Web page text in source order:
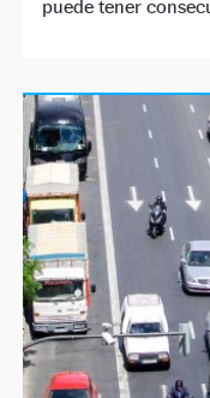
puede tener